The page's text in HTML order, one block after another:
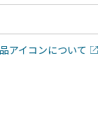
アイコンについて